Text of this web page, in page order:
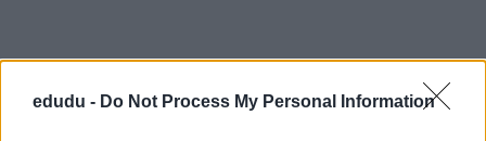
edudu - Do Not Process My Personal Information